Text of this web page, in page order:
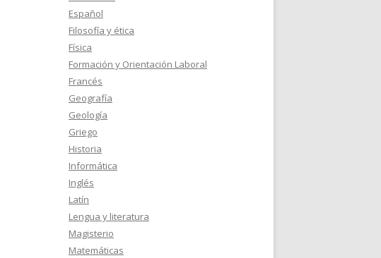
Español
Filosofía y ética
Física
Formación y Orientación Laboral
Francés
Geografía
Geología
Griego
Historia
Informática
Inglés
Latín
Lengua y literatura
Magisterio
Matemáticas